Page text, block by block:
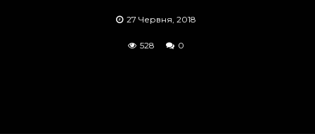
27 Червня, 2018
528 0